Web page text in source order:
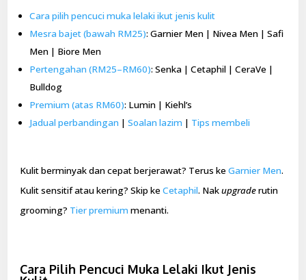
Cara pilih pencuci muka lelaki ikut jenis kulit
Mesra bajet (bawah RM25): Garnier Men | Nivea Men | Safi
Men | Biore Men
Pertengahan (RM25–RM60): Senka | Cetaphil | CeraVe |
Bulldog
Premium (atas RM60): Lumin | Kiehl’s
Jadual perbandingan | Soalan lazim | Tips membeli
Kulit berminyak dan cepat berjerawat? Terus keGarnier Men.
Kulit sensitif atau kering? Skip keCetaphil. Nakupgraderutin
grooming? Tier premium menanti.
Cara Pilih Pencuci Muka Lelaki Ikut Jenis